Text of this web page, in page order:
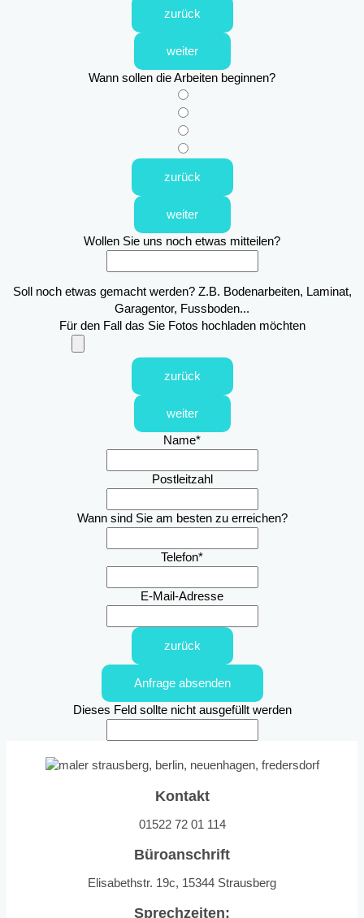
zurück
weiter
Wann sollen die Arbeiten beginnen?
zurück
weiter
Wollen Sie uns noch etwas mitteilen?
Soll noch etwas gemacht werden? Z.B. Bodenarbeiten, Laminat,
Garagentor, Fussboden...
Für den Fall das Sie Fotos hochladen möchten
zurück
weiter
Name*
Postleitzahl
Wann sind Sie am besten zu erreichen?
Telefon*
E-Mail-Adresse
zurück
Anfrage absenden
Dieses Feld sollte nicht ausgefüllt werden
Kontakt
01522 72 01 114
Büroanschrift
Elisabethstr. 19c, 15344 Strausberg
Sprechzeiten: